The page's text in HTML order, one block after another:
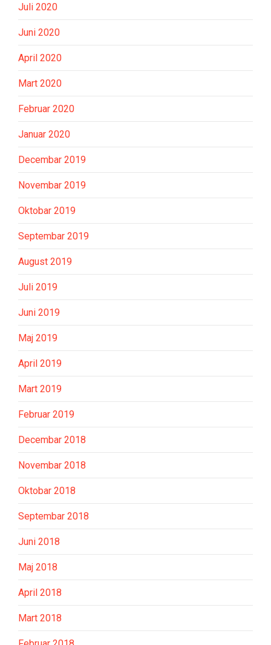
Juli 2020
Juni 2020
April 2020
Mart 2020
Februar 2020
Januar 2020
Decembar 2019
Novembar 2019
Oktobar 2019
Septembar 2019
August 2019
Juli 2019
Juni 2019
Maj 2019
April 2019
Mart 2019
Februar 2019
Decembar 2018
Novembar 2018
Oktobar 2018
Septembar 2018
Juni 2018
Maj 2018
April 2018
Mart 2018